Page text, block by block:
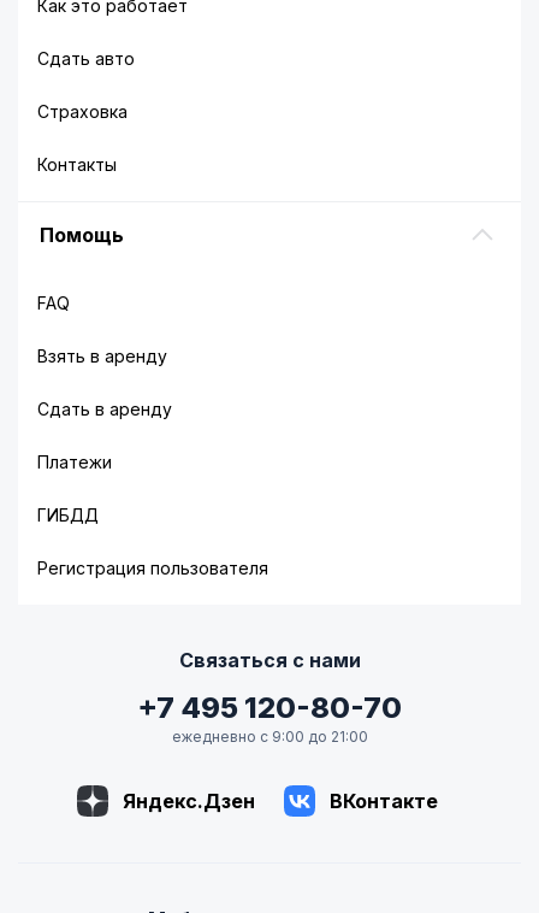
Как это работает
Сдать авто
Страховка
Контакты
Помощь
FAQ
Взять в аренду
Сдать в аренду
Платежи
ГИБДД
Регистрация пользователя
Связаться с нами
+7 495 120-80-70
ежедневно с 9:00 до 21:00
Яндекс.Дзен ВКонтакте